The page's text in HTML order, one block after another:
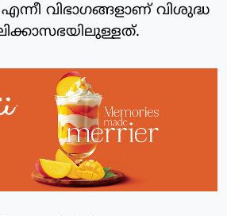
വിഭാഗങ്ങളാണ് വിശുദ്ധ